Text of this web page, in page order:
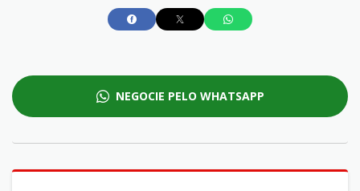
NEGOCIE PELO WHATSAPP